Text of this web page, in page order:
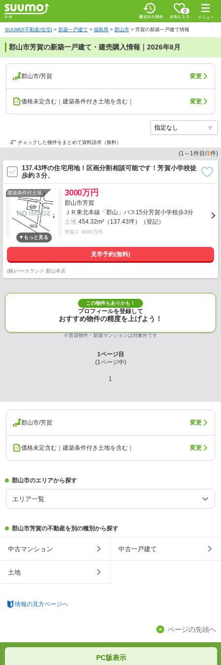
0
SUUMO[不動産/住宅] > 新築一戸建て > 福島県 > 郡山市 > 芳賀の新築一戸建て情報
郡山市芳賀の新築一戸建て・建売購入情報｜2026年8月
郡山市/芳賀 変更
価格未定含む｜建築条件付き土地を含む｜ 変更
チェックした物件をまとめて資料請求（無料）
(1 ～ 1件目/1件)
137.43坪の住宅用地！区画分割相談可能です！芳賀小学校徒
歩約３分、
建築条件付土地 3000万円
郡山市芳賀
ＪＲ東北本線「郡山」バス15分芳賀小学校歩3分
土地 454.32m²（137.43坪）（登記）
芳賀２ 3000万円
見学予約(無料)
(株)バースランド 郡山本店
この物件もありかも！
プロフィールを登録して
おすすめ物件の精度を上げよう！
※賃貸物件・新築マンションは対象外です
1ページ目
(1ページ中)
1
郡山市/芳賀 変更
価格未定含む｜建築条件付き土地を含む｜ 変更
郡山市のエリアから探す
エリア一覧
郡山市芳賀の不動産を別の種別から探す
中古マンション 中古一戸建て
土地
情報の見方ページへ
ページの先頭へ
PC版表示